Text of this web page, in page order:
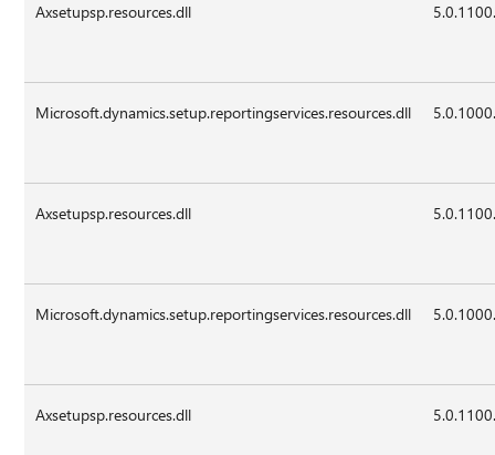
Axsetupsp.resources.dll
Microsoft.dynamics.setup.reportingservices.resources.dll
Axsetupsp.resources.dll
Microsoft.dynamics.setup.reportingservices.resources.dll
Axsetupsp.resources.dll